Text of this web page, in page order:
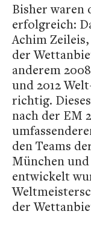
Bisher waren
erfolgreich:
Achim
der
anderem
und 2012
richtig.
nach der EM
den Teams
München
entwickelt
der